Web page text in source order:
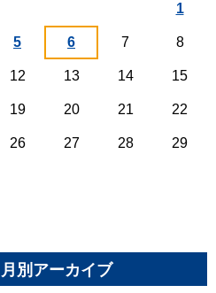
1
5 6 7 8
12 13 14 15
19 20 21 22
26 27 28 29
別アーカイブ